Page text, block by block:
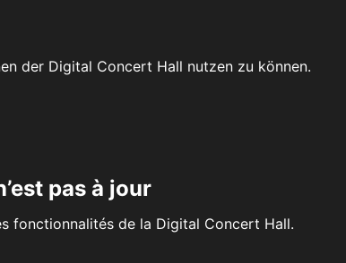
der Digital Concert Hall nutzen zu können.
pas à jour
fonctionnalités de la Digital Concert Hall.